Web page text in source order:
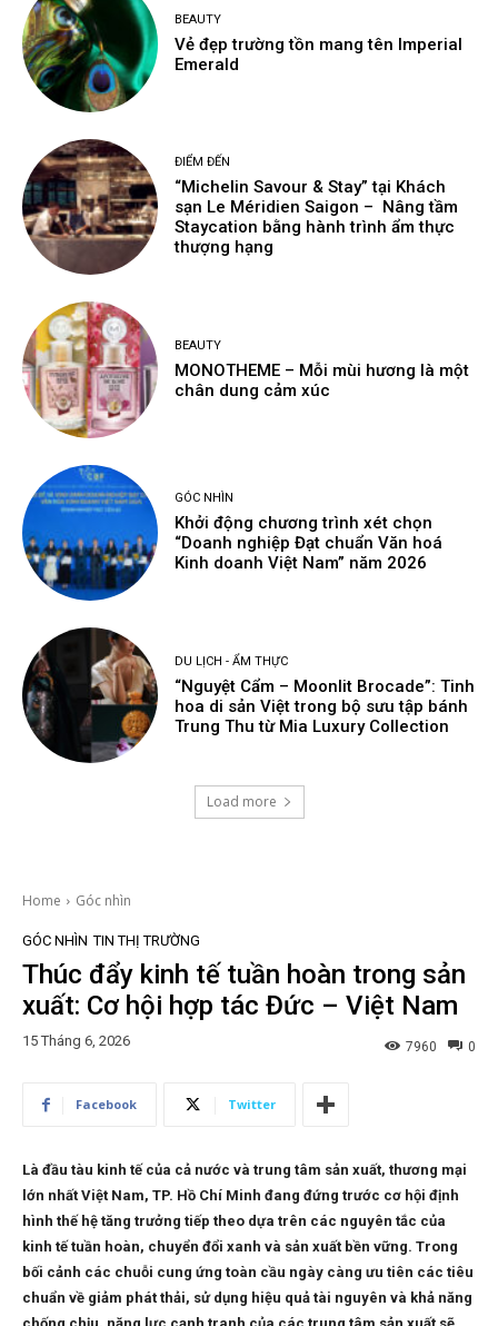
BEAUTY
Vẻ đẹp trường tồn mang tên Imperial
Emerald
ĐIỂM ĐẾN
“Michelin Savour & Stay” tại Khách
sạn Le Méridien Saigon – Nâng tầm
Staycation bằng hành trình ẩm thực
thượng hạng
BEAUTY
MONOTHEME – Mỗi mùi hương là một
chân dung cảm xúc
GÓC NHÌN
Khởi động chương trình xét chọn
“Doanh nghiệp Đạt chuẩn Văn hoá
Kinh doanh Việt Nam” năm 2026
DU LỊCH - ẨM THỰC
“Nguyệt Cẩm – Moonlit Brocade”: Tinh
hoa di sản Việt trong bộ sưu tập bánh
Trung Thu từ Mia Luxury Collection
Load more